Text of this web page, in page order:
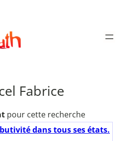
Fabrice
pour cette recherche
dans tous ses états.